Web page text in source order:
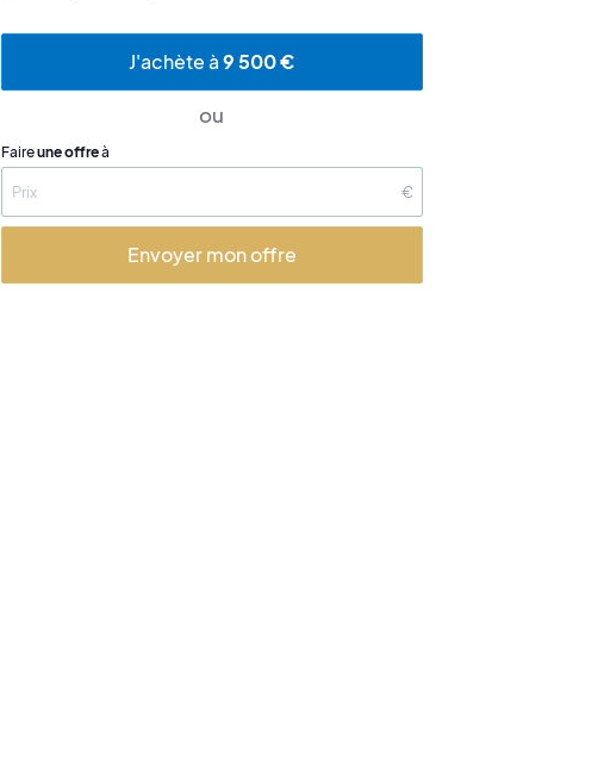
J'achète à9 500 €
ou
Faireune offreà
€
Envoyer mon offre